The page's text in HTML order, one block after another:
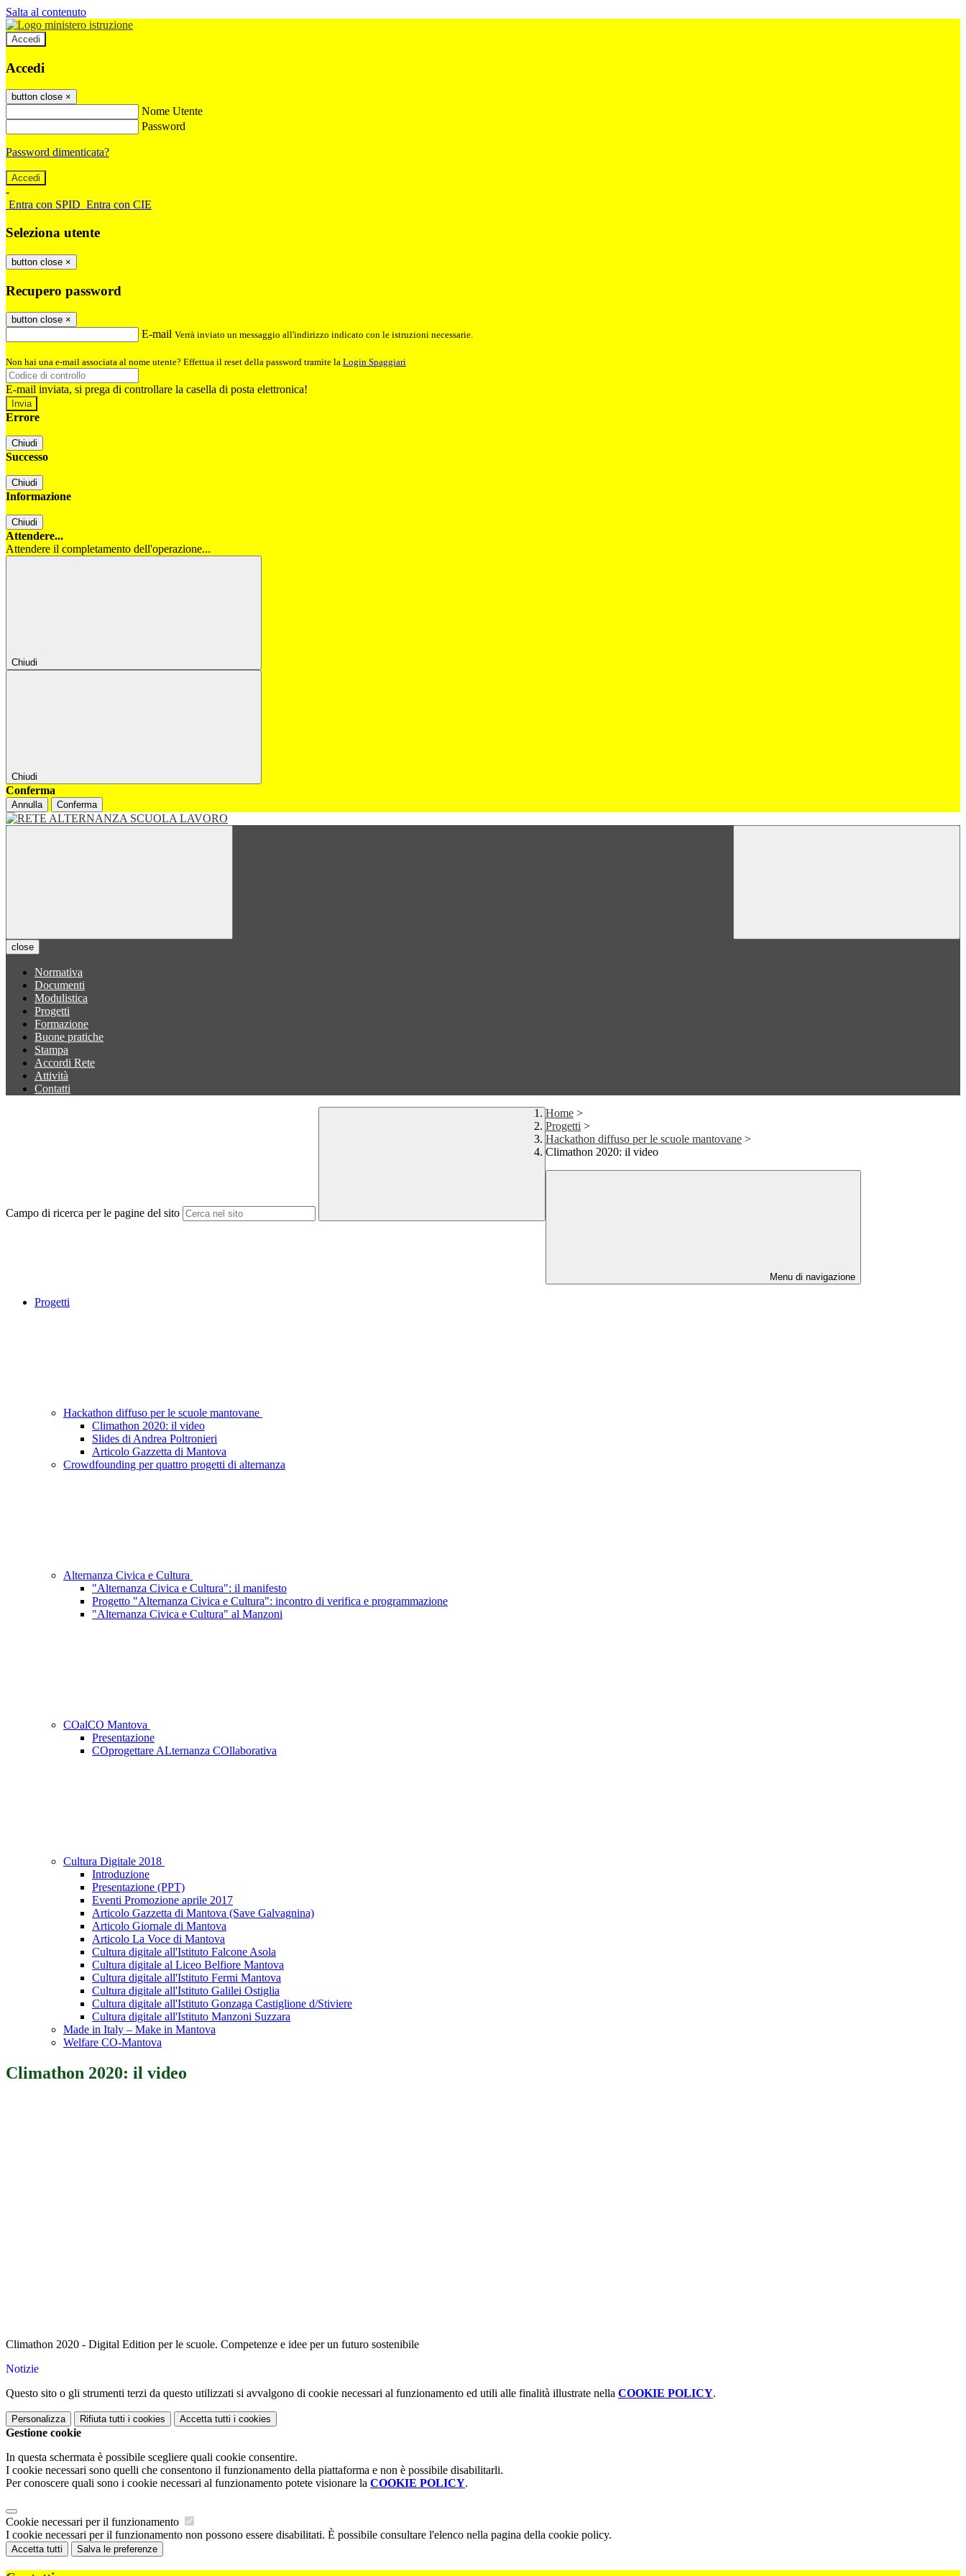
Salta al contenuto
Accedi
Accedi
button close ×
Nome Utente
Password
Password dimenticata?
-
Entra con SPID Entra con CIE
Seleziona utente
button close ×
Recupero password
button close ×
E-mail Verrà inviato un messaggio all'indirizzo indicato con le istruzioni necessarie.
Non hai una e-mail associata al nome utente? Effettua il reset della password tramite la Login Spaggiari
E-mail inviata, si prega di controllare la casella di posta elettronica!
Errore
Chiudi
Successo
Chiudi
Informazione
Chiudi
Attendere...
Attendere il completamento dell'operazione...
Chiudi
Chiudi
Conferma
Annulla Conferma
close
Normativa
Documenti
Modulistica
Progetti
Formazione
Buone pratiche
Stampa
Accordi Rete
Attività
Contatti
Campo di ricerca per le pagine del sito
Home >
Progetti >
Hackathon diffuso per le scuole mantovane >
Climathon 2020: il video
Menu di navigazione
Progetti
Hackathon diffuso per le scuole mantovane
Climathon 2020: il video
Slides di Andrea Poltronieri
Articolo Gazzetta di Mantova
Crowdfounding per quattro progetti di alternanza
Alternanza Civica e Cultura
"Alternanza Civica e Cultura": il manifesto
Progetto "Alternanza Civica e Cultura": incontro di verifica e programmazione
"Alternanza Civica e Cultura" al Manzoni
COalCO Mantova
Presentazione
COprogettare ALternanza COllaborativa
Cultura Digitale 2018
Introduzione
Presentazione (PPT)
Eventi Promozione aprile 2017
Articolo Gazzetta di Mantova (Save Galvagnina)
Articolo Giornale di Mantova
Articolo La Voce di Mantova
Cultura digitale all'Istituto Falcone Asola
Cultura digitale al Liceo Belfiore Mantova
Cultura digitale all'Istituto Fermi Mantova
Cultura digitale all'Istituto Galilei Ostiglia
Cultura digitale all'Istituto Gonzaga Castiglione d/Stiviere
Cultura digitale all'Istituto Manzoni Suzzara
Made in Italy – Make in Mantova
Welfare CO-Mantova
Climathon 2020: il video
Climathon 2020 - Digital Edition per le scuole. Competenze e idee per un futuro sostenibile
Notizie
Questo sito o gli strumenti terzi da questo utilizzati si avvalgono di cookie necessari al funzionamento ed utili alle finalità illustrate nella COOKIE POLICY.
Personalizza Rifiuta tutti i cookies Accetta tutti i cookies
Gestione cookie
In questa schermata è possibile scegliere quali cookie consentire.
I cookie necessari sono quelli che consentono il funzionamento della piattaforma e non è possibile disabilitarli.
Per conoscere quali sono i cookie necessari al funzionamento potete visionare la COOKIE POLICY.
Cookie necessari per il funzionamento
I cookie necessari per il funzionamento non possono essere disabilitati. È possibile consultare l'elenco nella pagina della cookie policy.
Accetta tutti Salva le preferenze